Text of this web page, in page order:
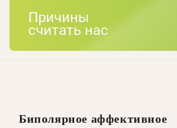
Причины
считать нас
Биполярное аффективное